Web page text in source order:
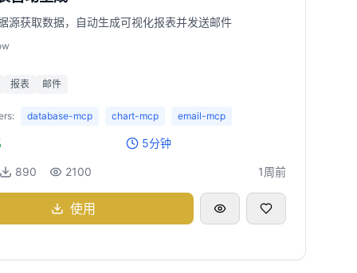
源获取数据，自动生成可视化报表并发送邮件
报表 邮件
database-mcp chart-mcp email-mcp
5分钟
890 2100 1周前
使用